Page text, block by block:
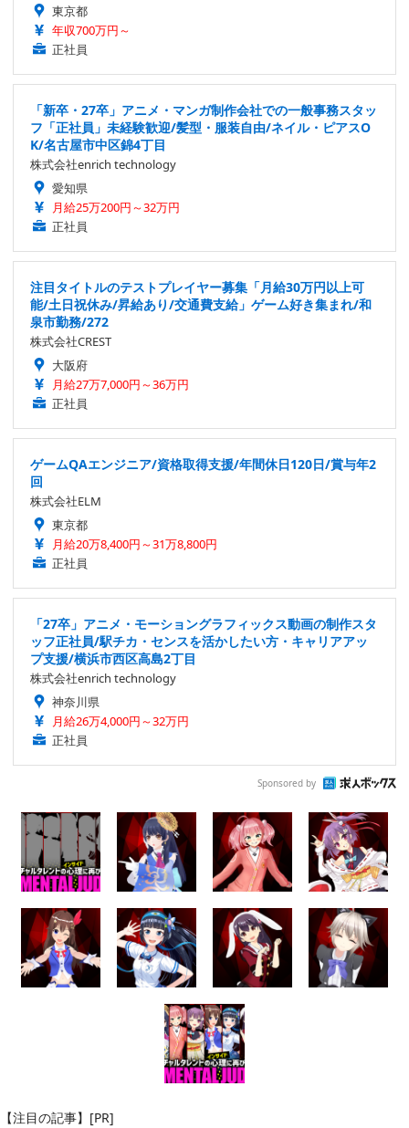
東京都
年収700万円～
正社員
「新卒・27卒」アニメ・マンガ制作会社での一般事務スタッ
フ「正社員」未経験歓迎/髪型・服装自由/ネイル・ピアスO
K/名古屋市中区錦4丁目
株式会社enrich technology
愛知県
月給25万200円～32万円
正社員
注目タイトルのテストプレイヤー募集「月給30万円以上可
能/土日祝休み/昇給あり/交通費支給」ゲーム好き集まれ/和
泉市勤務/272
株式会社CREST
大阪府
月給27万7,000円～36万円
正社員
ゲームQAエンジニア/資格取得支援/年間休日120日/賞与年2
回
株式会社ELM
東京都
月給20万8,400円～31万8,800円
正社員
「27卒」アニメ・モーショングラフィックス動画の制作スタ
ッフ正社員/駅チカ・センスを活かしたい方・キャリアアッ
プ支援/横浜市西区高島2丁目
株式会社enrich technology
神奈川県
月給26万4,000円～32万円
正社員
Sponsored by
【注目の記事】[PR]